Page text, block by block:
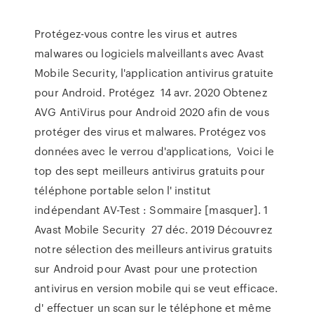
Protégez-vous contre les virus et autres
malwares ou logiciels malveillants avec Avast
Mobile Security, l'application antivirus gratuite
pour Android. Protégez 14 avr. 2020 Obtenez
AVG AntiVirus pour Android 2020 afin de vous
protéger des virus et malwares. Protégez vos
données avec le verrou d'applications, Voici le
top des sept meilleurs antivirus gratuits pour
téléphone portable selon l' institut
indépendant AV-Test : Sommaire [masquer]. 1
Avast Mobile Security 27 déc. 2019 Découvrez
notre sélection des meilleurs antivirus gratuits
sur Android pour Avast pour une protection
antivirus en version mobile qui se veut efficace.
d' effectuer un scan sur le téléphone et même